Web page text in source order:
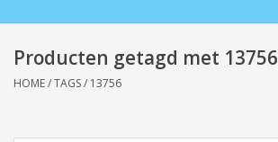
Wonen/koken/huishouden
Producten getagd met 13756
HOME/TAGS/ 13756